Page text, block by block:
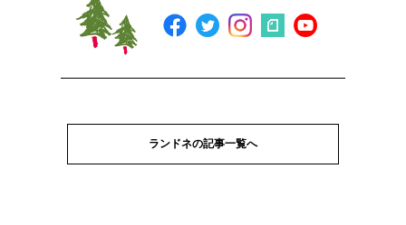
ランドネの記事一覧へ